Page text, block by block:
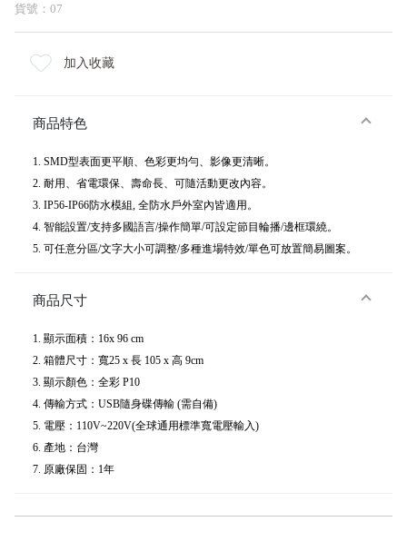
貨號：07
加入收藏
商品特色
1. SMD型表面更平順、色彩更均勻、影像更清晰。
2. 耐用、省電環保、壽命長、可隨活動更改內容。
3. IP56-IP66防水模組, 全防水戶外室內皆適用。
4. 智能設置/支持多國語言/操作簡單/可設定節目輪播/邊框環繞。
5. 可任意分區/文字大小可調整/多種進場特效/單色可放置簡易圖案。
商品尺寸
1. 顯示面積：16x 96 cm
2. 箱體尺寸：寬25 x 長 105 x 高 9cm
3. 顯示顏色：全彩 P10
4. 傳輸方式：USB隨身碟傳輸 (需自備)
5. 電壓：110V~220V(全球通用標準寬電壓輸入)
6. 產地：台灣
7. 原廠保固：1年